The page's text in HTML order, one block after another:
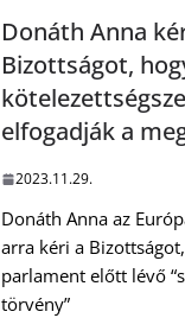
Donáth Anna
Bizottságot,
elfogadják a
2023.11.29.
Donáth Anna az
arra kéri a
parlament előtt lévő
törvény”